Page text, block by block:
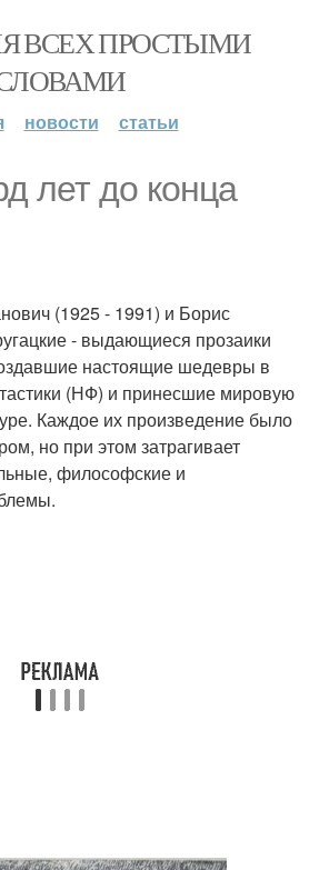
ВСЕХ ПРОСТЫМИ
новости статьи
лет до конца
(1925 - 1991) и Борис
- выдающиеся прозаики
настоящие шедевры в
(НФ) и принесшие мировую
Каждое их произведение было
но при этом затрагивает
философские и